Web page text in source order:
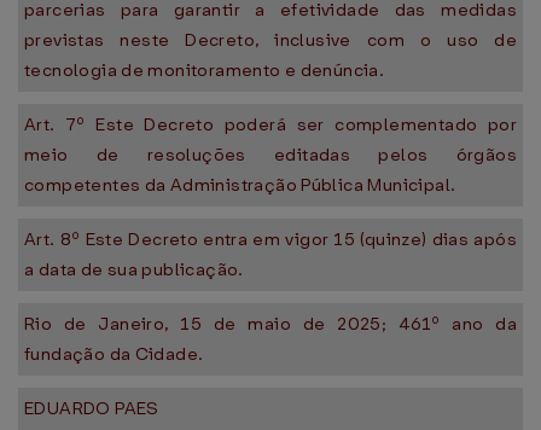
parcerias para garantir a efetividade das medidas
previstas neste Decreto, inclusive com o uso de
tecnologia de monitoramento e denúncia.
Art. 7º Este Decreto poderá ser complementado por
meio de resoluções editadas pelos órgãos
competentes da Administração Pública Municipal.
Art. 8º Este Decreto entra em vigor 15 (quinze) dias após
a data de sua publicação.
Rio de Janeiro, 15 de maio de 2025; 461º ano da
fundação da Cidade.
EDUARDO PAES